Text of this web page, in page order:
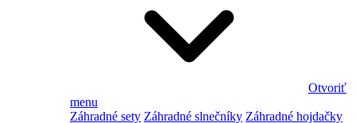
Otvoriť
menu
Záhradné sety Záhradné slnečníky Záhradné hojdačky